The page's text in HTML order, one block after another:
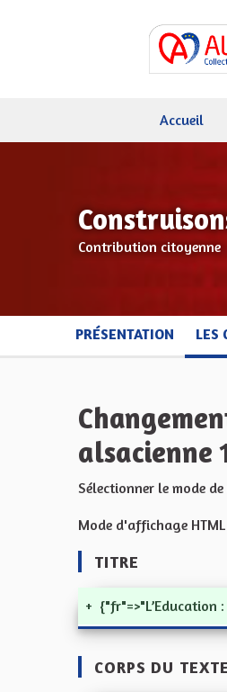
Accueil
Contribution citoyenne
PRÉSENTATION LES
alsacienne
Sélectionner le mode de
Mode d'affichage HTML
TITRE
+ {"fr"=>"L’Education
CORPS DU TEXTE